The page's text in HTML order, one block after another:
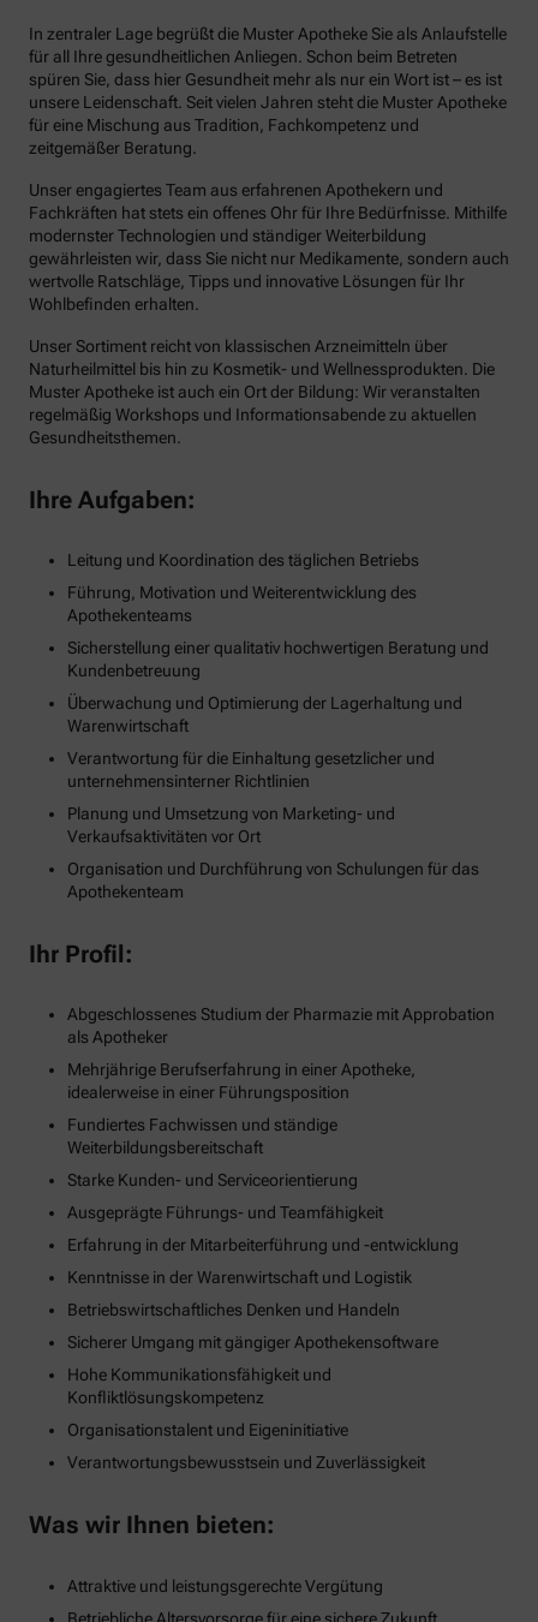
In zentraler Lage begrüßt die Muster Apotheke Sie als Anlaufstelle
für all Ihre gesundheitlichen Anliegen. Schon beim Betreten
spüren Sie, dass hier Gesundheit mehr als nur ein Wort ist – es ist
unsere Leidenschaft. Seit vielen Jahren steht die Muster Apotheke
für eine Mischung aus Tradition, Fachkompetenz und
zeitgemäßer Beratung.
Unser engagiertes Team aus erfahrenen Apothekern und
Fachkräften hat stets ein offenes Ohr für Ihre Bedürfnisse. Mithilfe
modernster Technologien und ständiger Weiterbildung
gewährleisten wir, dass Sie nicht nur Medikamente, sondern auch
wertvolle Ratschläge, Tipps und innovative Lösungen für Ihr
Wohlbefinden erhalten.
Unser Sortiment reicht von klassischen Arzneimitteln über
Naturheilmittel bis hin zu Kosmetik- und Wellnessprodukten. Die
Muster Apotheke ist auch ein Ort der Bildung: Wir veranstalten
regelmäßig Workshops und Informationsabende zu aktuellen
Gesundheitsthemen.
Ihre Aufgaben:
Leitung und Koordination des täglichen Betriebs
Führung, Motivation und Weiterentwicklung des
Apothekenteams
Sicherstellung einer qualitativ hochwertigen Beratung und
Kundenbetreuung
Überwachung und Optimierung der Lagerhaltung und
Warenwirtschaft
Verantwortung für die Einhaltung gesetzlicher und
unternehmensinterner Richtlinien
Planung und Umsetzung von Marketing- und
Verkaufsaktivitäten vor Ort
Organisation und Durchführung von Schulungen für das
Apothekenteam
Ihr Profil:
Abgeschlossenes Studium der Pharmazie mit Approbation
als Apotheker
Mehrjährige Berufserfahrung in einer Apotheke,
idealerweise in einer Führungsposition
Fundiertes Fachwissen und ständige
Weiterbildungsbereitschaft
Starke Kunden- und Serviceorientierung
Ausgeprägte Führungs- und Teamfähigkeit
Erfahrung in der Mitarbeiterführung und -entwicklung
Kenntnisse in der Warenwirtschaft und Logistik
Betriebswirtschaftliches Denken und Handeln
Sicherer Umgang mit gängiger Apothekensoftware
Hohe Kommunikationsfähigkeit und
Konfliktlösungskompetenz
Organisationstalent und Eigeninitiative
Verantwortungsbewusstsein und Zuverlässigkeit
Was wir Ihnen bieten:
Attraktive und leistungsgerechte Vergütung
Betriebliche Altersvorsorge für eine sichere Zukunft